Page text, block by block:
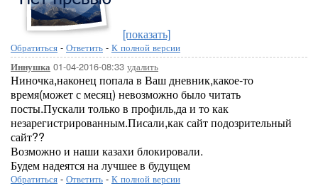
[показать]
Обратиться - Ответить - К полной версии
Иннушка 01-04-2016-08:33 удалить
Ниночка,наконец попала в Ваш дневник,какое-то
время(может с месяц) невозможно было читать
посты.Пускали только в профиль,да и то как
незарегистрированным.Писали,как сайт подозрительный
сайт??
Возможно и наши казахи блокировали.
Будем надеятся на лучшее в будущем
Обратиться - Ответить - К полной версии